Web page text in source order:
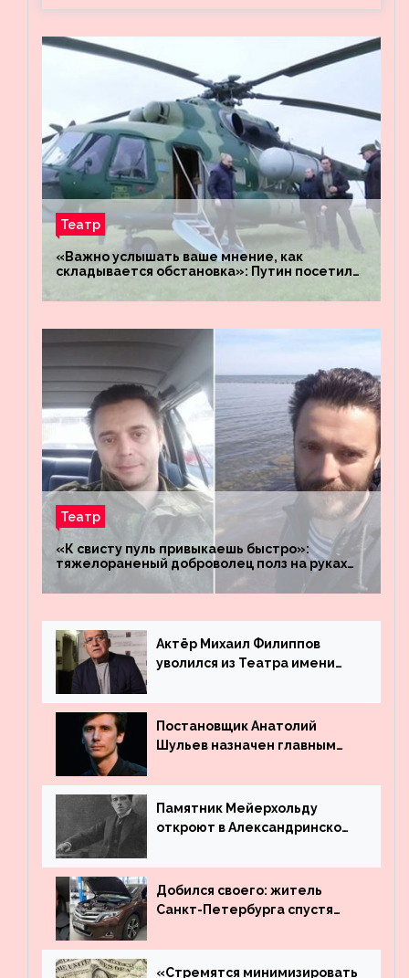
Театр
«Важно услышать ваше мнение, как
складывается обстановка»: Путин посетил
«Восток»
Театр
«К свисту пуль привыкаешь быстро»:
тяжелораненый доброволец полз на руках
четыре километра через заминированное
поле
Актёр Михаил Филиппов
уволился из Театра имени
Постановщик Анатолий
Шульев назначен главным
Вахтангова
Памятник Мейерхольду
откроют в Александринском
Добился своего: житель
Санкт-Петербурга спустя
угнанную в Казахстан
машину
«Стремятся минимизировать